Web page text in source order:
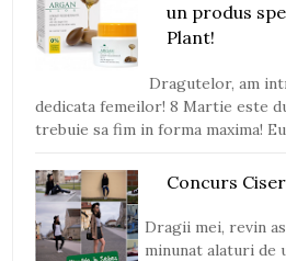
un produs
Plant!
Dragutelor, am
dedicata femeilor! 8 Martie este
trebuie sa fim in forma maxima!
Concurs
Dragii mei, revin
minunat alaturi de